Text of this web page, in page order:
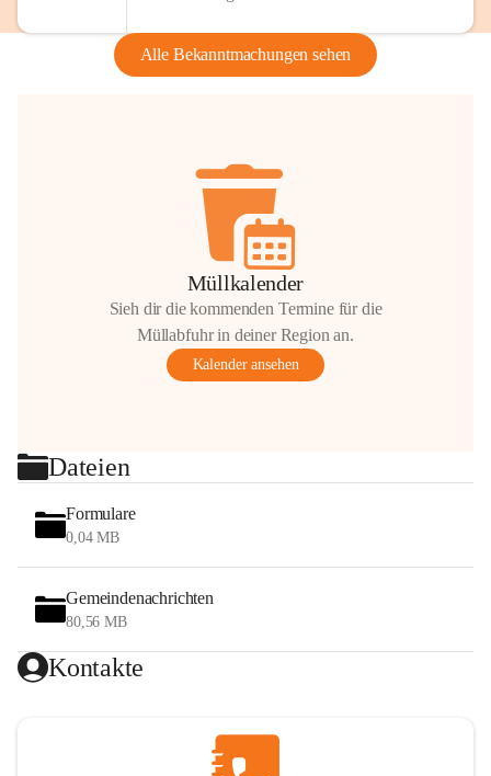
Alle Bekanntmachungen sehen
Müllkalender
Sieh dir die kommenden Termine für die
Müllabfuhr in deiner Region an.
Kalender ansehen
Dateien
Formulare
0,04 MB
Gemeindenachrichten
80,56 MB
Kontakte